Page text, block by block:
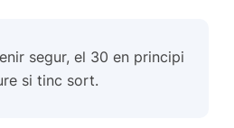
segur, el 30 en principi
si tinc sort.